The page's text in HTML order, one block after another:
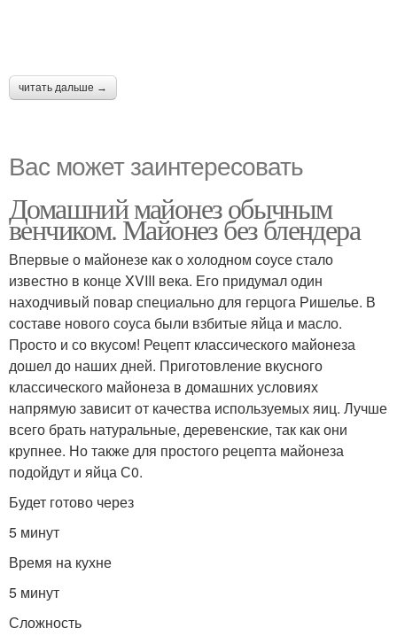
читать дальше →
Вас может заинтересовать
Домашний майонез обычным
венчиком. Майонез без блендера
Впервые о майонезе как о холодном соусе стало
известно в конце XVIII века. Его придумал один
находчивый повар специально для герцога Ришелье. В
составе нового соуса были взбитые яйца и масло.
Просто и со вкусом! Рецепт классического майонеза
дошел до наших дней. Приготовление вкусного
классического майонеза в домашних условиях
напрямую зависит от качества используемых яиц. Лучше
всего брать натуральные, деревенские, так как они
крупнее. Но также для простого рецепта майонеза
подойдут и яйца С0.
Будет готово через
5 минут
Время на кухне
5 минут
Сложность